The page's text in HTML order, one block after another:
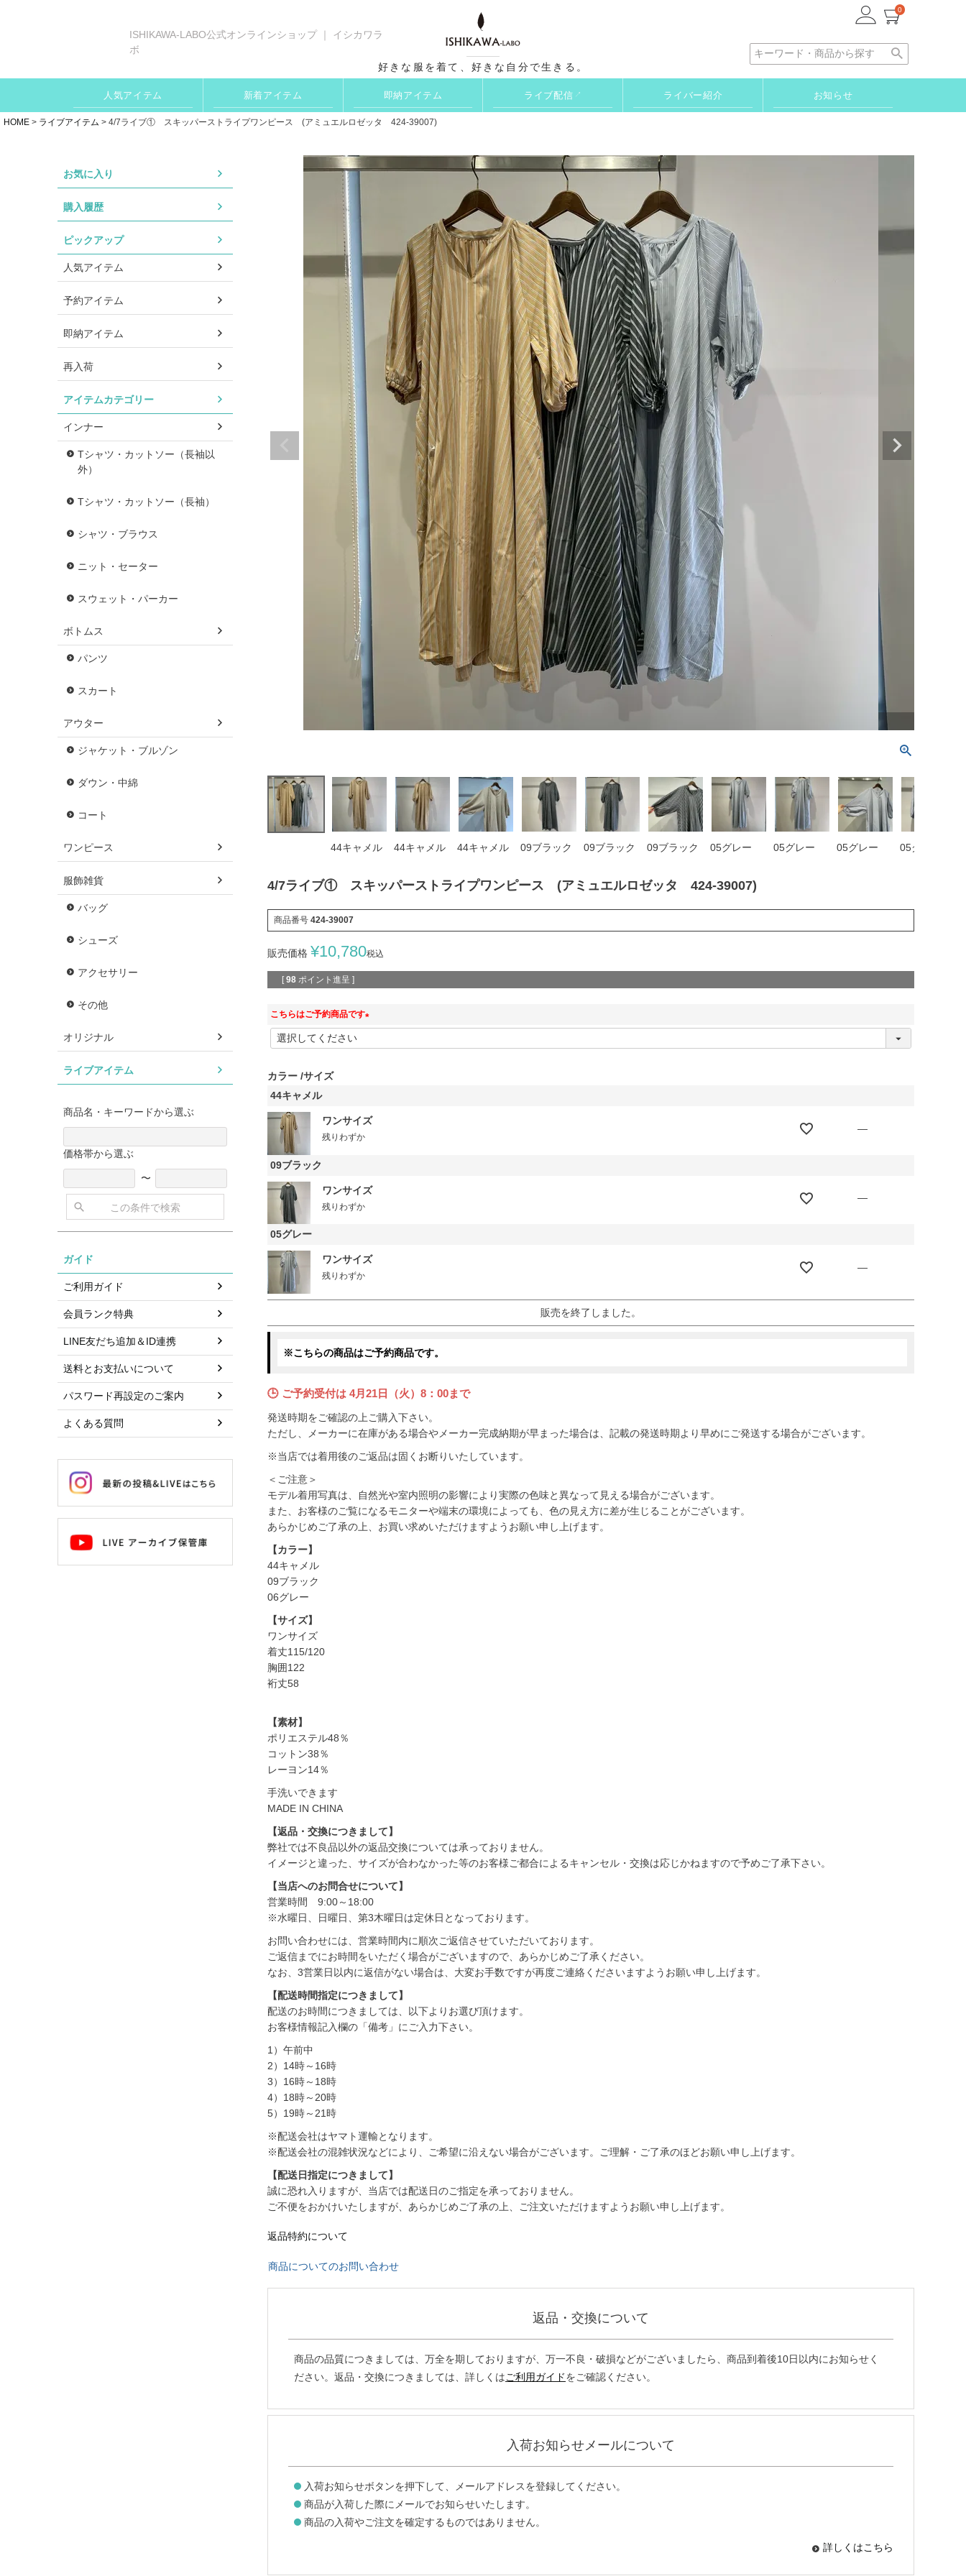
ISHIKAWA-LABO公式オンラインショップ ｜ イシカワラ
ボ
好きな服を着て、好きな自分で生きる。
0
人気アイテム 新着アイテム 即納アイテム ライブ配信 ↗ ライバー紹介 お知らせ
HOME ライブアイテム 4/7ライブ① スキッパーストライプワンピース (アミュエルロゼッタ 424-39007)
お気に入り
購入履歴
ピックアップ
人気アイテム
予約アイテム
即納アイテム
再入荷
アイテムカテゴリー
インナー
Tシャツ・カットソー（長袖以
外）
Tシャツ・カットソー（長袖）
シャツ・ブラウス
ニット・セーター
スウェット・パーカー
ボトムス
パンツ
スカート
アウター
ジャケット・ブルゾン
ダウン・中綿
コート
ワンピース
服飾雑貨
バッグ
シューズ
アクセサリー
その他
オリジナル
ライブアイテム
商品名・キーワードから選ぶ
価格帯から選ぶ
〜
この条件で検索
ガイド
ご利用ガイド
会員ランク特典
LINE友だち追加＆ID連携
送料とお支払いについて
パスワード再設定のご案内
よくある質問
44キャメル 44キャメル 44キャメル 09ブラック 09ブラック 09ブラック 05グレー 05グレー 05グレー 05グレー
4/7ライブ① スキッパーストライプワンピース (アミュエルロゼッタ 424-39007)
商品番号 424-39007
販売価格 ¥10,780税込
[ 98 ポイント進呈 ]
こちらはご予約商品です
必
カラー サイズ
44キャメル
ワンサイズ
残りわずか
—
09ブラック
ワンサイズ
残りわずか
—
05グレー
ワンサイズ
残りわずか
—
販売を終了しました。
※こちらの商品はご予約商品です。
🕒 ご予約受付は 4月21日（火）8：00まで
発送時期をご確認の上ご購入下さい。
ただし、メーカーに在庫がある場合やメーカー完成納期が早まった場合は、記載の発送時期より早めにご発送する場合がございます。
※当店では着用後のご返品は固くお断りいたしています。
＜ご注意＞
モデル着用写真は、自然光や室内照明の影響により実際の色味と異なって見える場合がございます。
また、お客様のご覧になるモニターや端末の環境によっても、色の見え方に差が生じることがございます。
あらかじめご了承の上、お買い求めいただけますようお願い申し上げます。
【カラー】
44キャメル
09ブラック
06グレー
【サイズ】
ワンサイズ
着丈115/120
胸囲122
裄丈58
【素材】
ポリエステル48％
コットン38％
レーヨン14％
手洗いできます
MADE IN CHINA
【返品・交換につきまして】
弊社では不良品以外の返品交換については承っておりません。
イメージと違った、サイズが合わなかった等のお客様ご都合によるキャンセル・交換は応じかねますので予めご了承下さい。
【当店へのお問合せについて】
営業時間 9:00～18:00
※水曜日、日曜日、第3木曜日は定休日となっております。
お問い合わせには、営業時間内に順次ご返信させていただいております。
ご返信までにお時間をいただく場合がございますので、あらかじめご了承ください。
なお、3営業日以内に返信がない場合は、大変お手数ですが再度ご連絡くださいますようお願い申し上げます。
【配送時間指定につきまして】
配送のお時間につきましては、以下よりお選び頂けます。
お客様情報記入欄の「備考」にご入力下さい。
1）午前中
2）14時～16時
3）16時～18時
4）18時～20時
5）19時～21時
※配送会社はヤマト運輸となります。
※配送会社の混雑状況などにより、ご希望に沿えない場合がございます。ご理解・ご了承のほどお願い申し上げます。
【配送日指定につきまして】
誠に恐れ入りますが、当店では配送日のご指定を承っておりません。
ご不便をおかけいたしますが、あらかじめご了承の上、ご注文いただけますようお願い申し上げます。
返品特約について
商品についてのお問い合わせ
返品・交換について
商品の品質につきましては、万全を期しておりますが、万一不良・破損などがございましたら、商品到着後10日以内にお知らせく
ださい。返品・交換につきましては、詳しくはご利用ガイドをご確認ください。
入荷お知らせメールについて
入荷お知らせボタンを押下して、メールアドレスを登録してください。
商品が入荷した際にメールでお知らせいたします。
商品の入荷やご注文を確定するものではありません。
詳しくはこちら